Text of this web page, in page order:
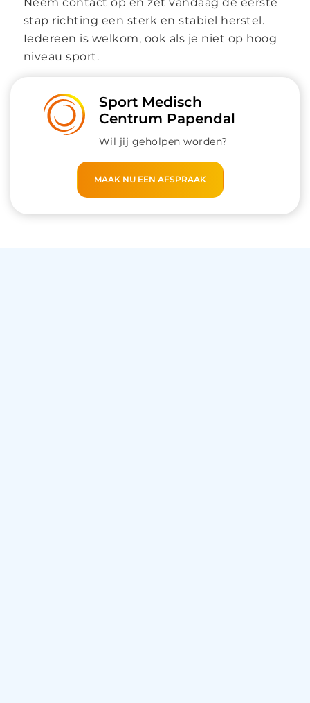
stap richting een sterk en stabiel herstel.
Iedereen is welkom, ook als je niet op hoog
niveau sport.
Sport Medisch
Centrum Papendal
Wil jij geholpen worden?
MAAK NU EEN AFSPRAAK